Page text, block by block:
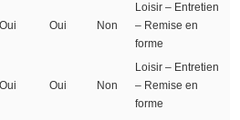
Oui Oui Non
Loisir – Entretien
– Remise en
forme
Oui Oui Non
Loisir – Entretien
– Remise en
forme